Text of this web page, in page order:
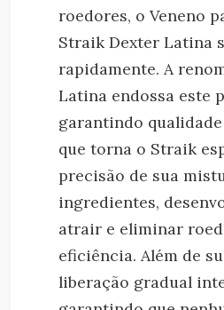
roedores, o Veneno
Straik Dexter Latina
rapidamente. A
Latina endossa este
garantindo
que torna o Straik
precisão de sua
ingredientes,
atrair e eliminar
eficiência. Além de
liberação gradual